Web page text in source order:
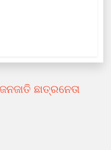
ଛାତ୍ରନେତା